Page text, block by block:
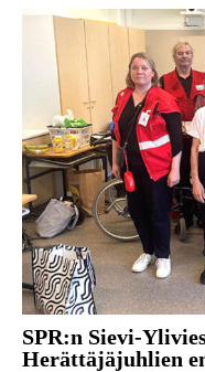
SPR:n Sievi-
Herättäjäjuhlien